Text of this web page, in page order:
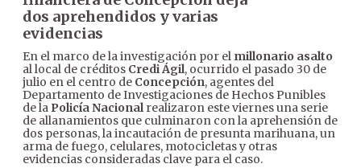
dos aprehendidos y varias
evidencias
En el marco de la investigación por el millonario asalto
al local de créditos Credi Ágil, ocurrido el pasado 30 de
julio en el centro de Concepción, agentes del
Departamento de Investigaciones de Hechos Punibles
de la Policía Nacionalrealizaron este viernes una serie
de allanamientos que culminaron con la aprehensión de
dos personas, la incautación de presunta marihuana, un
arma de fuego, celulares, motocicletas y otras
evidencias consideradas clave para el caso.